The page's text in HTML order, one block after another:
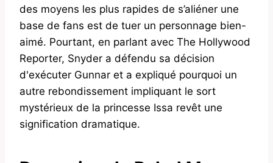
des moyens les plus rapides de s’aliéner une
base de fans est de tuer un personnage bien-
aimé. Pourtant, en parlant avec The Hollywood
Reporter, Snyder a défendu sa décision
d'exécuter Gunnar et a expliqué pourquoi un
autre rebondissement impliquant le sort
mystérieux de la princesse Issa revêt une
signification dramatique.